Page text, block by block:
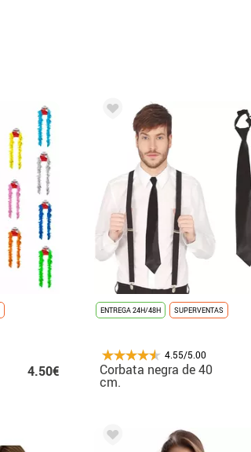
4.50€
ENTREGA 24H/48H SUPERVENTAS
4.55/5.00
Corbata negra de 40
cm.